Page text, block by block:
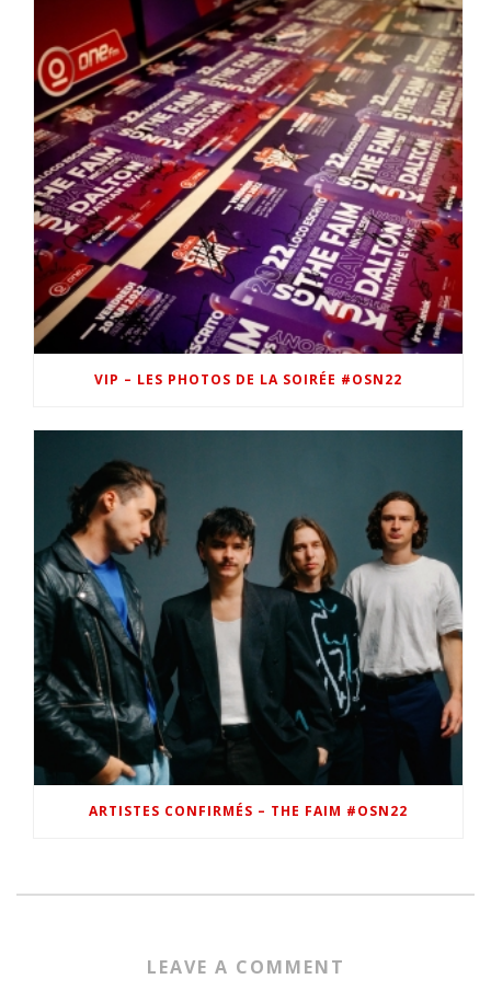
VIP – LES PHOTOS DE LA SOIRÉE #OSN22
ARTISTES CONFIRMÉS – THE FAIM #OSN22
LEAVE A COMMENT